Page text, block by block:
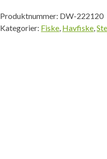
20-
30lb
Produktnummer: DW-222120
Kategorier: Fiske, Havfiske,